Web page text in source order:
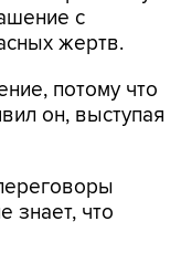
потому что
недавно